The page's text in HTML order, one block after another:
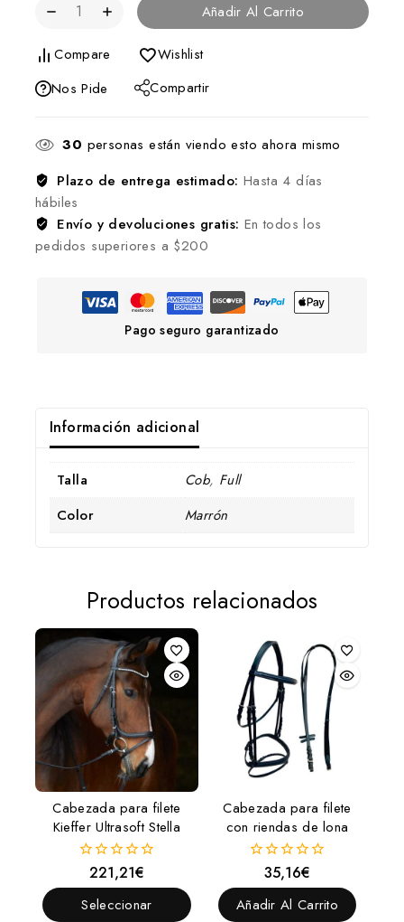
Añadir Al Carrito
Compare
Wishlist
Nos Pide
Compartir
30 personas están viendo esto ahora mismo
Plazo de entrega estimado: Hasta 4 días
hábiles
Envío y devoluciones gratis: En todos los
pedidos superiores a $200
Pago seguro garantizado
Información adicional
Talla Cob, Full
Color
Marrón
Productos relacionados
Cabezada para filete
Kieffer Ultrasoft Stella
fuera
de
5
221,21€
Seleccionar
Cabezada para filete
con riendas de lona
fuera
de
5
35,16€
Añadir Al Carrito